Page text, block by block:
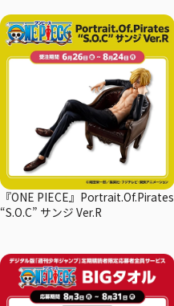
『ONE PIECE』Portrait.Of.Pirates
“S.O.C” サンジ Ver.R